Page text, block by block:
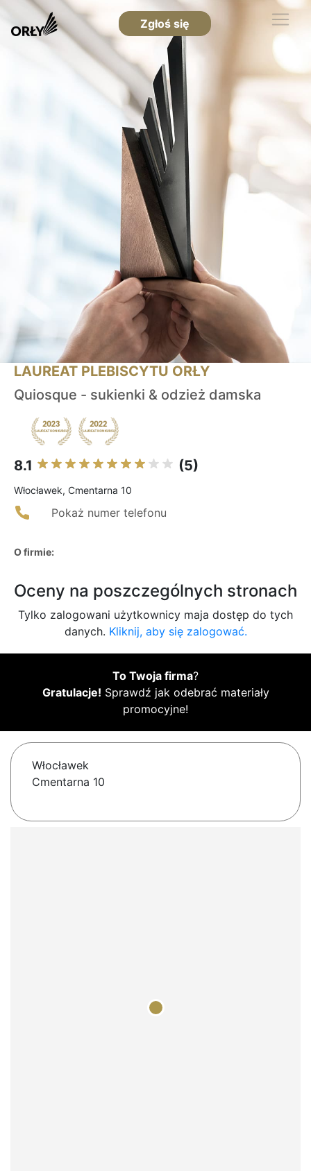
Zgłoś się
LAUREAT PLEBISCYTU ORŁY
Quiosque - sukienki & odzież damska
8.1 (5)
Włocławek, Cmentarna 10
Pokaż numer telefonu
O firmie:
Oceny na poszczególnych stronach
Tylko zalogowani użytkownicy maja dostęp do tych
danych. Kliknij, aby się zalogować.
To Twoja firma?
Gratulacje! Sprawdź jak odebrać materiały
promocyjne!
Włocławek
Cmentarna 10